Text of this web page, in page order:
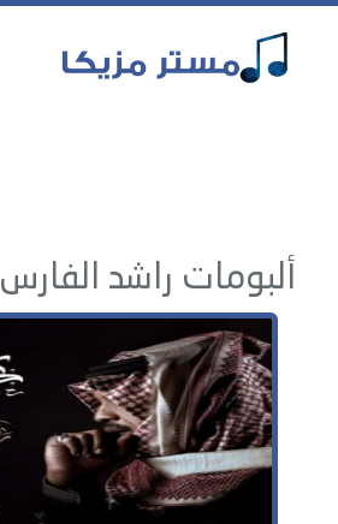
ألبومات راشد الفارس